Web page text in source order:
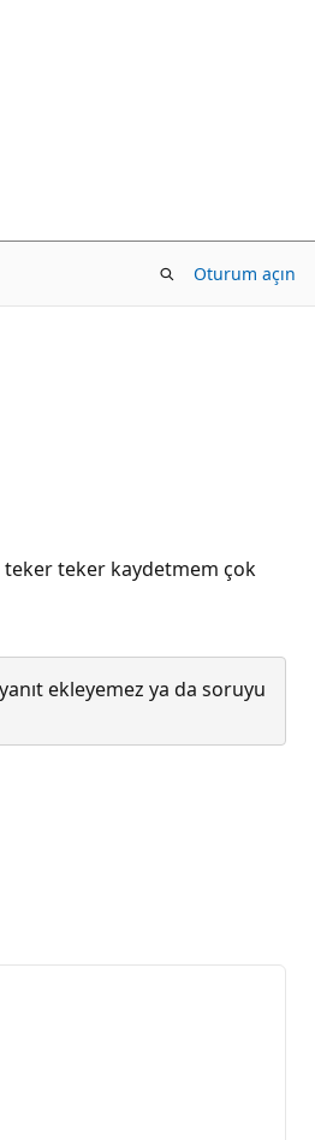
Oturum açın
teker kaydetmem çok
ekleyemez ya da soruyu